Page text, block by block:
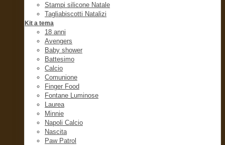
Stampi silicone Natale
Tagliabiscotti Natalizi
Kit a tema
18 anni
Avengers
Baby shower
Battesimo
Calcio
Comunione
Finger Food
Fontane Luminose
Laurea
Minnie
Napoli Calcio
Nascita
Paw Patrol